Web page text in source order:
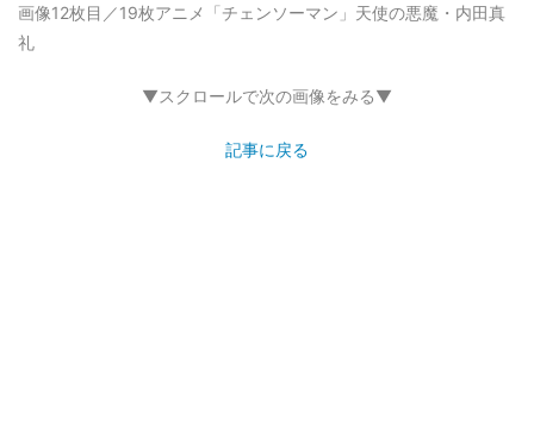
画像12枚目／19枚アニメ「チェンソーマン」天使の悪魔・内田真
礼
▼スクロールで次の画像をみる▼
記事に戻る